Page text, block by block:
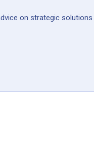
on strategic